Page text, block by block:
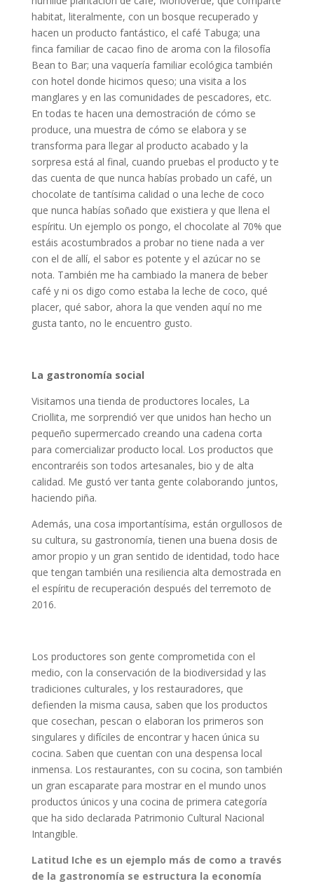
habitat, literalmente, con un bosque recuperado y
hacen un producto fantástico, el café Tabuga; una
finca familiar de cacao fino de aroma con la filosofía
Bean to Bar; una vaquería familiar ecológica también
con hotel donde hicimos queso; una visita a los
manglares y en las comunidades de pescadores, etc.
En todas te hacen una demostración de cómo se
produce, una muestra de cómo se elabora y se
transforma para llegar al producto acabado y la
sorpresa está al final, cuando pruebas el producto y te
das cuenta de que nunca habías probado un café, un
chocolate de tantísima calidad o una leche de coco
que nunca habías soñado que existiera y que llena el
espíritu. Un ejemplo os pongo, el chocolate al 70% que
estáis acostumbrados a probar no tiene nada a ver
con el de allí, el sabor es potente y el azúcar no se
nota. También me ha cambiado la manera de beber
café y ni os digo como estaba la leche de coco, qué
placer, qué sabor, ahora la que venden aquí no me
gusta tanto, no le encuentro gusto.
La gastronomía social
Visitamos una tienda de productores locales, La
Criollita, me sorprendió ver que unidos han hecho un
pequeño supermercado creando una cadena corta
para comercializar producto local. Los productos que
encontraréis son todos artesanales, bio y de alta
calidad. Me gustó ver tanta gente colaborando juntos,
haciendo piña.
Además, una cosa importantísima, están orgullosos de
su cultura, su gastronomía, tienen una buena dosis de
amor propio y un gran sentido de identidad, todo hace
que tengan también una resiliencia alta demostrada en
el espíritu de recuperación después del terremoto de
2016.
Los productores son gente comprometida con el
medio, con la conservación de la biodiversidad y las
tradiciones culturales, y los restauradores, que
defienden la misma causa, saben que los productos
que cosechan, pescan o elaboran los primeros son
singulares y difíciles de encontrar y hacen única su
cocina. Saben que cuentan con una despensa local
inmensa. Los restaurantes, con su cocina, son también
un gran escaparate para mostrar en el mundo unos
productos únicos y una cocina de primera categoría
que ha sido declarada Patrimonio Cultural Nacional
Intangible.
Latitud Iche es un ejemplo más de como a través
de la gastronomía se estructura la economía